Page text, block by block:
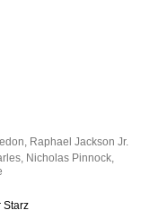
, Raphael Jackson Jr.
, Nicholas Pinnock,
Starz